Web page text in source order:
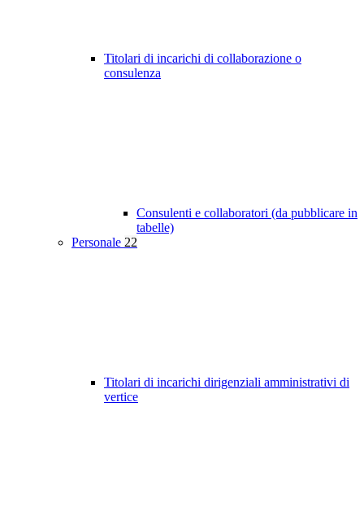
Titolari di incarichi di collaborazione o
consulenza
Consulenti e collaboratori (da pubblicare in
tabelle)
Personale 22
Titolari di incarichi dirigenziali amministrativi di
vertice